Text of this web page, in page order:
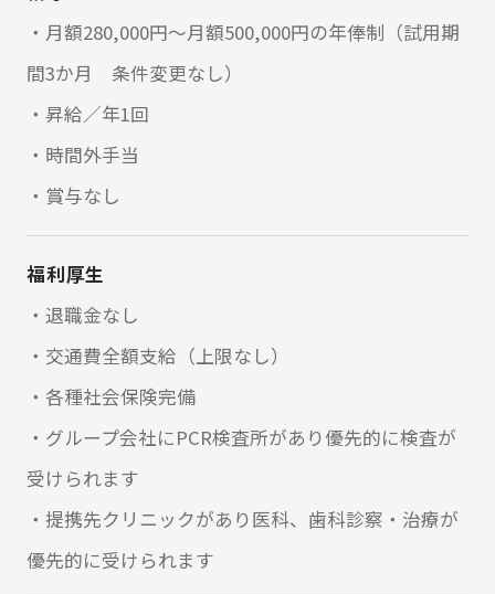
・月額280,000円～月額500,000円の年俸制（試用期
間3か月 条件変更なし）
・昇給／年1回
・時間外手当
・賞与なし
福利厚生
・退職金なし
・交通費全額支給（上限なし）
・各種社会保険完備
・グループ会社にPCR検査所があり優先的に検査が
受けられます
・提携先クリニックがあり医科、歯科診察・治療が
優先的に受けられます